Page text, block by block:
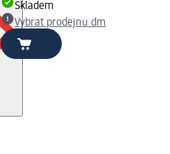
Skladem
Vybrat prodejnu dm